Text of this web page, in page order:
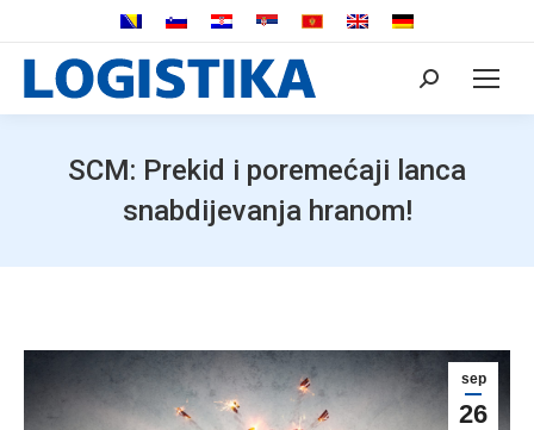
Search:
SCM: Prekid i poremećaji lanca
snabdijevanja hranom!
sep
26